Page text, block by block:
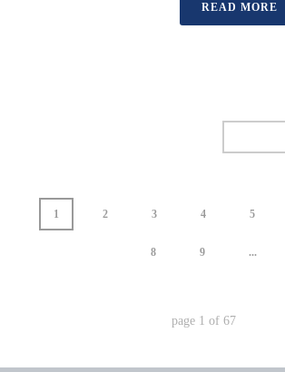
READ MORE
1 2 3 4 5
8 9 ...
page 1 of 67